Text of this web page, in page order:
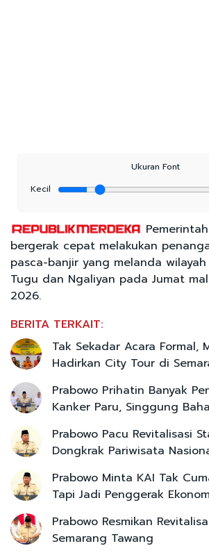
Ukuran Font
Kecil
bergerak cepat melakukan
pasca-banjir yang melanda
Tugu dan Ngaliyan pada Jumat
2026.
BERITA TERKAIT:
Tak Sekadar Acara Formal,
Hadirkan City Tour di
Prabowo Prihatin Banyak
Kanker Paru, Singgung
Prabowo Pacu Revitalisasi
Dongkrak Pariwisata
Prabowo Minta KAI Tak
Tapi Jadi Penggerak
Prabowo Resmikan
Semarang Tawang